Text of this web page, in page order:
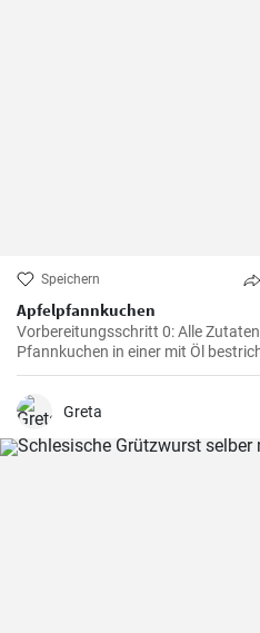
Speichern
Apfelpfannkuchen
Vorbereitungsschritt 0: Alle
Pfannkuchen in einer mit Öl
braten.
Greta